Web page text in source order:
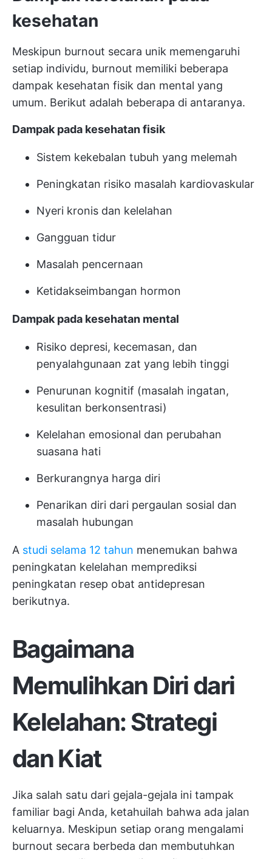
kesehatan
Meskipun burnout secara unik memengaruhi
setiap individu, burnout memiliki beberapa
dampak kesehatan fisik dan mental yang
umum. Berikut adalah beberapa di antaranya.
Dampak pada kesehatan fisik
Sistem kekebalan tubuh yang melemah
Peningkatan risiko masalah kardiovaskular
Nyeri kronis dan kelelahan
Gangguan tidur
Masalah pencernaan
Ketidakseimbangan hormon
Dampak pada kesehatan mental
Risiko depresi, kecemasan, dan
penyalahgunaan zat yang lebih tinggi
Penurunan kognitif (masalah ingatan,
kesulitan berkonsentrasi)
Kelelahan emosional dan perubahan
suasana hati
Berkurangnya harga diri
Penarikan diri dari pergaulan sosial dan
masalah hubungan
A studi selama 12 tahun menemukan bahwa
peningkatan kelelahan memprediksi
peningkatan resep obat antidepresan
berikutnya.
Bagaimana
Memulihkan Diri dari
Kelelahan: Strategi
dan Kiat
Jika salah satu dari gejala-gejala ini tampak
familiar bagi Anda, ketahuilah bahwa ada jalan
keluarnya. Meskipun setiap orang mengalami
burnout secara berbeda dan membutuhkan